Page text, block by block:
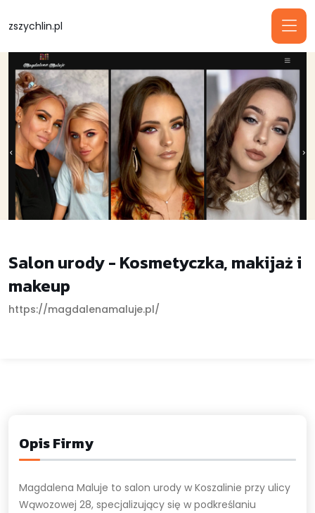
zszychlin.pl
Salon urody - Kosmetyczka, makijaż i
makeup
https://magdalenamaluje.pl/
Opis Firmy
Magdalena Maluje to salon urody w Koszalinie przy ulicy
Wąwozowej 28, specjalizujący się w podkreślaniu